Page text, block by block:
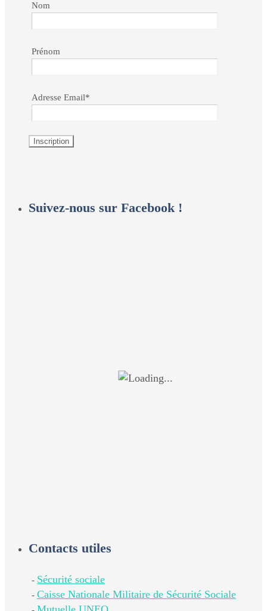
Nom
Prénom
Adresse Email*
Suivez-nous sur Facebook !
Contacts utiles
- Sécurité sociale
- Caisse Nationale Militaire de Sécurité Sociale